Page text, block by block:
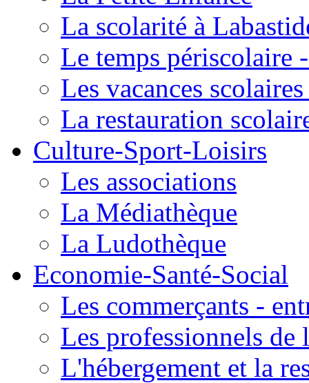
La scolarité à
Le temps périscolaire
Les vacances
La restauration
Culture-Sport-Loisirs
Les associations
La Médiathèque
La Ludothèque
Economie-Santé-Social
Les commerçants -
Les professionnels de
L'hébergement et la